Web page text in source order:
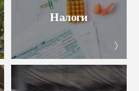
Налоги